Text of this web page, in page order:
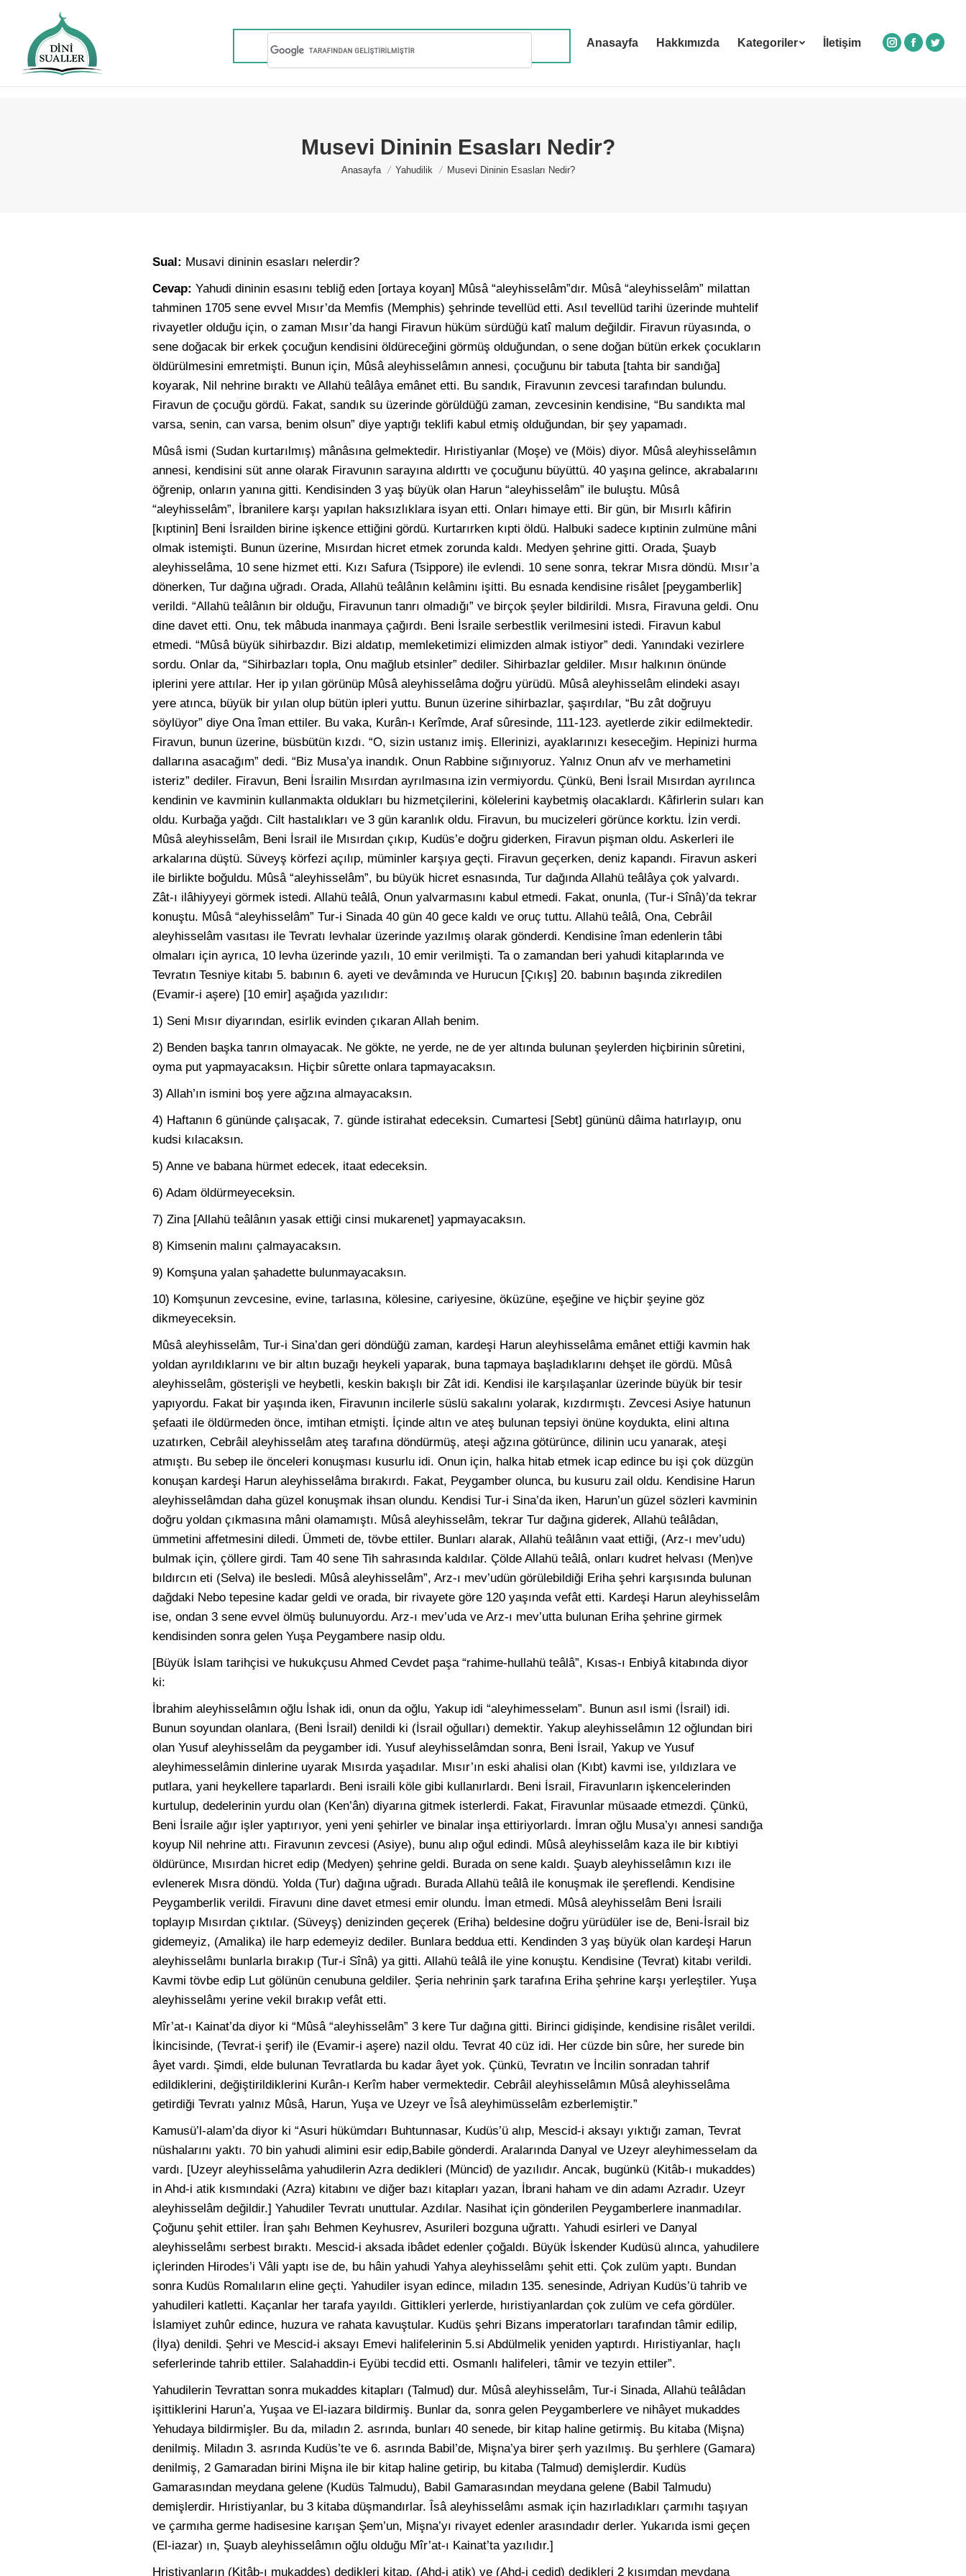
Anasayfa Hakkımızda Kategoriler İletişim
Instagram
Facebook
Musevi Dininin Esasları Nedir?
You are here:
Anasayfa Yahudilik Musevi Dininin Esasları Nedir?
Sual: Musavi dininin esasları nelerdir?
Cevap: Yahudi dininin esasını tebliğ eden [ortaya koyan] Mûsâ “aleyhisselâm”dır. Mûsâ “aleyhisselâm” milattan
tahminen 1705 sene evvel Mısır’da Memfis (Memphis) şehrinde tevellüd etti. Asıl tevellüd tarihi üzerinde muhtelif
rivayetler olduğu için, o zaman Mısır’da hangi Firavun hüküm sürdüğü katî malum değildir. Firavun rüyasında, o
sene doğacak bir erkek çocuğun kendisini öldüreceğini görmüş olduğundan, o sene doğan bütün erkek çocukların
öldürülmesini emretmişti. Bunun için, Mûsâ aleyhisselâmın annesi, çocuğunu bir tabuta [tahta bir sandığa]
koyarak, Nil nehrine bıraktı ve Allahü teâlâya emânet etti. Bu sandık, Firavunın zevcesi tarafından bulundu.
Firavun de çocuğu gördü. Fakat, sandık su üzerinde görüldüğü zaman, zevcesinin kendisine, “Bu sandıkta mal
varsa, senin, can varsa, benim olsun” diye yaptığı teklifi kabul etmiş olduğundan, bir şey yapamadı.
Mûsâ ismi (Sudan kurtarılmış) mânâsına gelmektedir. Hıristiyanlar (Moşe) ve (Möis) diyor. Mûsâ aleyhisselâmın
annesi, kendisini süt anne olarak Firavunın sarayına aldırttı ve çocuğunu büyüttü. 40 yaşına gelince, akrabalarını
öğrenip, onların yanına gitti. Kendisinden 3 yaş büyük olan Harun “aleyhisselâm” ile buluştu. Mûsâ
“aleyhisselâm”, İbranilere karşı yapılan haksızlıklara isyan etti. Onları himaye etti. Bir gün, bir Mısırlı kâfirin
[kıptinin] Beni İsrailden birine işkence ettiğini gördü. Kurtarırken kıpti öldü. Halbuki sadece kıptinin zulmüne mâni
olmak istemişti. Bunun üzerine, Mısırdan hicret etmek zorunda kaldı. Medyen şehrine gitti. Orada, Şuayb
aleyhisselâma, 10 sene hizmet etti. Kızı Safura (Tsippore) ile evlendi. 10 sene sonra, tekrar Mısra döndü. Mısır’a
dönerken, Tur dağına uğradı. Orada, Allahü teâlânın kelâminı işitti. Bu esnada kendisine risâlet [peygamberlik]
verildi. “Allahü teâlânın bir olduğu, Firavunun tanrı olmadığı” ve birçok şeyler bildirildi. Mısra, Firavuna geldi. Onu
dine davet etti. Onu, tek mâbuda inanmaya çağırdı. Beni İsraile serbestlik verilmesini istedi. Firavun kabul
etmedi. “Mûsâ büyük sihirbazdır. Bizi aldatıp, memleketimizi elimizden almak istiyor” dedi. Yanındaki vezirlere
sordu. Onlar da, “Sihirbazları topla, Onu mağlub etsinler” dediler. Sihirbazlar geldiler. Mısır halkının önünde
iplerini yere attılar. Her ip yılan görünüp Mûsâ aleyhisselâma doğru yürüdü. Mûsâ aleyhisselâm elindeki asayı
yere atınca, büyük bir yılan olup bütün ipleri yuttu. Bunun üzerine sihirbazlar, şaşırdılar, “Bu zât doğruyu
söylüyor” diye Ona îman ettiler. Bu vaka, Kurân-ı Kerîmde, Araf sûresinde, 111-123. ayetlerde zikir edilmektedir.
Firavun, bunun üzerine, büsbütün kızdı. “O, sizin ustanız imiş. Ellerinizi, ayaklarınızı keseceğim. Hepinizi hurma
dallarına asacağım” dedi. “Biz Musa’ya inandık. Onun Rabbine sığınıyoruz. Yalnız Onun afv ve merhametini
isteriz” dediler. Firavun, Beni İsrailin Mısırdan ayrılmasına izin vermiyordu. Çünkü, Beni İsrail Mısırdan ayrılınca
kendinin ve kavminin kullanmakta oldukları bu hizmetçilerini, kölelerini kaybetmiş olacaklardı. Kâfirlerin suları kan
oldu. Kurbağa yağdı. Cilt hastalıkları ve 3 gün karanlık oldu. Firavun, bu mucizeleri görünce korktu. İzin verdi.
Mûsâ aleyhisselâm, Beni İsrail ile Mısırdan çıkıp, Kudüs’e doğru giderken, Firavun pişman oldu. Askerleri ile
arkalarına düştü. Süveyş körfezi açılıp, müminler karşıya geçti. Firavun geçerken, deniz kapandı. Firavun askeri
ile birlikte boğuldu. Mûsâ “aleyhisselâm”, bu büyük hicret esnasında, Tur dağında Allahü teâlâya çok yalvardı.
Zât-ı ilâhiyyeyi görmek istedi. Allahü teâlâ, Onun yalvarmasını kabul etmedi. Fakat, onunla, (Tur-i Sînâ)’da tekrar
konuştu. Mûsâ “aleyhisselâm” Tur-i Sinada 40 gün 40 gece kaldı ve oruç tuttu. Allahü teâlâ, Ona, Cebrâil
aleyhisselâm vasıtası ile Tevratı levhalar üzerinde yazılmış olarak gönderdi. Kendisine îman edenlerin tâbi
olmaları için ayrıca, 10 levha üzerinde yazılı, 10 emir verilmişti. Ta o zamandan beri yahudi kitaplarında ve
Tevratın Tesniye kitabı 5. babının 6. ayeti ve devâmında ve Hurucun [Çıkış] 20. babının başında zikredilen
(Evamir-i aşere) [10 emir] aşağıda yazılıdır:
1) Seni Mısır diyarından, esirlik evinden çıkaran Allah benim.
2) Benden başka tanrın olmayacak. Ne gökte, ne yerde, ne de yer altında bulunan şeylerden hiçbirinin sûretini,
oyma put yapmayacaksın. Hiçbir sûrette onlara tapmayacaksın.
3) Allah’ın ismini boş yere ağzına almayacaksın.
4) Haftanın 6 gününde çalışacak, 7. günde istirahat edeceksin. Cumartesi [Sebt] gününü dâima hatırlayıp, onu
kudsi kılacaksın.
5) Anne ve babana hürmet edecek, itaat edeceksin.
6) Adam öldürmeyeceksin.
7) Zina [Allahü teâlânın yasak ettiği cinsi mukarenet] yapmayacaksın.
8) Kimsenin malını çalmayacaksın.
9) Komşuna yalan şahadette bulunmayacaksın.
10) Komşunun zevcesine, evine, tarlasına, kölesine, cariyesine, öküzüne, eşeğine ve hiçbir şeyine göz
dikmeyeceksin.
Mûsâ aleyhisselâm, Tur-i Sina’dan geri döndüğü zaman, kardeşi Harun aleyhisselâma emânet ettiği kavmin hak
yoldan ayrıldıklarını ve bir altın buzağı heykeli yaparak, buna tapmaya başladıklarını dehşet ile gördü. Mûsâ
aleyhisselâm, gösterişli ve heybetli, keskin bakışlı bir Zât idi. Kendisi ile karşılaşanlar üzerinde büyük bir tesir
yapıyordu. Fakat bir yaşında iken, Firavunın incilerle süslü sakalını yolarak, kızdırmıştı. Zevcesi Asiye hatunun
şefaati ile öldürmeden önce, imtihan etmişti. İçinde altın ve ateş bulunan tepsiyi önüne koydukta, elini altına
uzatırken, Cebrâil aleyhisselâm ateş tarafına döndürmüş, ateşi ağzına götürünce, dilinin ucu yanarak, ateşi
atmıştı. Bu sebep ile önceleri konuşması kusurlu idi. Onun için, halka hitab etmek icap edince bu işi çok düzgün
konuşan kardeşi Harun aleyhisselâma bırakırdı. Fakat, Peygamber olunca, bu kusuru zail oldu. Kendisine Harun
aleyhisselâmdan daha güzel konuşmak ihsan olundu. Kendisi Tur-i Sina’da iken, Harun’un güzel sözleri kavminin
doğru yoldan çıkmasına mâni olamamıştı. Mûsâ aleyhisselâm, tekrar Tur dağına giderek, Allahü teâlâdan,
ümmetini affetmesini diledi. Ümmeti de, tövbe ettiler. Bunları alarak, Allahü teâlânın vaat ettiği, (Arz-ı mev’udu)
bulmak için, çöllere girdi. Tam 40 sene Tih sahrasında kaldılar. Çölde Allahü teâlâ, onları kudret helvası (Men)ve
bıldırcın eti (Selva) ile besledi. Mûsâ aleyhisselâm”, Arz-ı mev’udün görülebildiği Eriha şehri karşısında bulunan
dağdaki Nebo tepesine kadar geldi ve orada, bir rivayete göre 120 yaşında vefât etti. Kardeşi Harun aleyhisselâm
ise, ondan 3 sene evvel ölmüş bulunuyordu. Arz-ı mev’uda ve Arz-ı mev’utta bulunan Eriha şehrine girmek
kendisinden sonra gelen Yuşa Peygambere nasip oldu.
[Büyük İslam tarihçisi ve hukukçusu Ahmed Cevdet paşa “rahime-hullahü teâlâ”, Kısas-ı Enbiyâ kitabında diyor
ki:
İbrahim aleyhisselâmın oğlu İshak idi, onun da oğlu, Yakup idi “aleyhimesselam”. Bunun asıl ismi (İsrail) idi.
Bunun soyundan olanlara, (Beni İsrail) denildi ki (İsrail oğulları) demektir. Yakup aleyhisselâmın 12 oğlundan biri
olan Yusuf aleyhisselâm da peygamber idi. Yusuf aleyhisselâmdan sonra, Beni İsrail, Yakup ve Yusuf
aleyhimesselâmin dinlerine uyarak Mısırda yaşadılar. Mısır’ın eski ahalisi olan (Kıbt) kavmi ise, yıldızlara ve
putlara, yani heykellere taparlardı. Beni israili köle gibi kullanırlardı. Beni İsrail, Firavunların işkencelerinden
kurtulup, dedelerinin yurdu olan (Ken’ân) diyarına gitmek isterlerdi. Fakat, Firavunlar müsaade etmezdi. Çünkü,
Beni İsraile ağır işler yaptırıyor, yeni yeni şehirler ve binalar inşa ettiriyorlardı. İmran oğlu Musa’yı annesi sandığa
koyup Nil nehrine attı. Firavunın zevcesi (Asiye), bunu alıp oğul edindi. Mûsâ aleyhisselâm kaza ile bir kıbtiyi
öldürünce, Mısırdan hicret edip (Medyen) şehrine geldi. Burada on sene kaldı. Şuayb aleyhisselâmın kızı ile
evlenerek Mısra döndü. Yolda (Tur) dağına uğradı. Burada Allahü teâlâ ile konuşmak ile şereflendi. Kendisine
Peygamberlik verildi. Firavunı dine davet etmesi emir olundu. İman etmedi. Mûsâ aleyhisselâm Beni İsraili
toplayıp Mısırdan çıktılar. (Süveyş) denizinden geçerek (Eriha) beldesine doğru yürüdüler ise de, Beni-İsrail biz
gidemeyiz, (Amalika) ile harp edemeyiz dediler. Bunlara beddua etti. Kendinden 3 yaş büyük olan kardeşi Harun
aleyhisselâmı bunlarla bırakıp (Tur-i Sînâ) ya gitti. Allahü teâlâ ile yine konuştu. Kendisine (Tevrat) kitabı verildi.
Kavmi tövbe edip Lut gölünün cenubuna geldiler. Şeria nehrinin şark tarafına Eriha şehrine karşı yerleştiler. Yuşa
aleyhisselâmı yerine vekil bırakıp vefât etti.
Mîr’at-ı Kainat’da diyor ki “Mûsâ “aleyhisselâm” 3 kere Tur dağına gitti. Birinci gidişinde, kendisine risâlet verildi.
İkincisinde, (Tevrat-i şerif) ile (Evamir-i aşere) nazil oldu. Tevrat 40 cüz idi. Her cüzde bin sûre, her surede bin
âyet vardı. Şimdi, elde bulunan Tevratlarda bu kadar âyet yok. Çünkü, Tevratın ve İncilin sonradan tahrif
edildiklerini, değiştirildiklerini Kurân-ı Kerîm haber vermektedir. Cebrâil aleyhisselâmın Mûsâ aleyhisselâma
getirdiği Tevratı yalnız Mûsâ, Harun, Yuşa ve Uzeyr ve Îsâ aleyhimüsselâm ezberlemiştir.”
Kamusü’l-alam’da diyor ki “Asuri hükümdarı Buhtunnasar, Kudüs’ü alıp, Mescid-i aksayı yıktığı zaman, Tevrat
nüshalarını yaktı. 70 bin yahudi alimini esir edip,Babile gönderdi. Aralarında Danyal ve Uzeyr aleyhimesselam da
vardı. [Uzeyr aleyhisselâma yahudilerin Azra dedikleri (Müncid) de yazılıdır. Ancak, bugünkü (Kitâb-ı mukaddes)
in Ahd-i atik kısmındaki (Azra) kitabını ve diğer bazı kitapları yazan, İbrani haham ve din adamı Azradır. Uzeyr
aleyhisselâm değildir.] Yahudiler Tevratı unuttular. Azdılar. Nasihat için gönderilen Peygamberlere inanmadılar.
Çoğunu şehit ettiler. İran şahı Behmen Keyhusrev, Asurileri bozguna uğrattı. Yahudi esirleri ve Danyal
aleyhisselâmı serbest bıraktı. Mescid-i aksada ibâdet edenler çoğaldı. Büyük İskender Kudüsü alınca, yahudilere
içlerinden Hirodes’i Vâli yaptı ise de, bu hâin yahudi Yahya aleyhisselâmı şehit etti. Çok zulüm yaptı. Bundan
sonra Kudüs Romalıların eline geçti. Yahudiler isyan edince, miladın 135. senesinde, Adriyan Kudüs’ü tahrib ve
yahudileri katletti. Kaçanlar her tarafa yayıldı. Gittikleri yerlerde, hıristiyanlardan çok zulüm ve cefa gördüler.
İslamiyet zuhûr edince, huzura ve rahata kavuştular. Kudüs şehri Bizans imperatorları tarafından tâmir edilip,
(İlya) denildi. Şehri ve Mescid-i aksayı Emevi halifelerinin 5.si Abdülmelik yeniden yaptırdı. Hıristiyanlar, haçlı
seferlerinde tahrib ettiler. Salahaddin-i Eyübi tecdid etti. Osmanlı halifeleri, tâmir ve tezyin ettiler”.
Yahudilerin Tevrattan sonra mukaddes kitapları (Talmud) dur. Mûsâ aleyhisselâm, Tur-i Sinada, Allahü teâlâdan
işittiklerini Harun’a, Yuşaa ve El-iazara bildirmiş. Bunlar da, sonra gelen Peygamberlere ve nihâyet mukaddes
Yehudaya bildirmişler. Bu da, miladın 2. asrında, bunları 40 senede, bir kitap haline getirmiş. Bu kitaba (Mişna)
denilmiş. Miladın 3. asrında Kudüs’te ve 6. asrında Babil’de, Mişna’ya birer şerh yazılmış. Bu şerhlere (Gamara)
denilmiş, 2 Gamaradan birini Mişna ile bir kitap haline getirip, bu kitaba (Talmud) demişlerdir. Kudüs
Gamarasından meydana gelene (Kudüs Talmudu), Babil Gamarasından meydana gelene (Babil Talmudu)
demişlerdir. Hıristiyanlar, bu 3 kitaba düşmandırlar. Îsâ aleyhisselâmı asmak için hazırladıkları çarmıhı taşıyan
ve çarmıha germe hadisesine karışan Şem’un, Mişna’yı rivayet edenler arasındadır derler. Yukarıda ismi geçen
(El-iazar) ın, Şuayb aleyhisselâmın oğlu olduğu Mîr’at-ı Kainat’ta yazılıdır.]
Hristiyanların (Kitâb-ı mukaddes) dedikleri kitap, (Ahd-i atik) ve (Ahd-i cedid) dedikleri 2 kısımdan meydana